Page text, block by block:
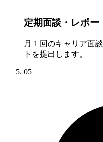
定期面談・レポー
月 1 回のキャリア面
トを提出します。
05